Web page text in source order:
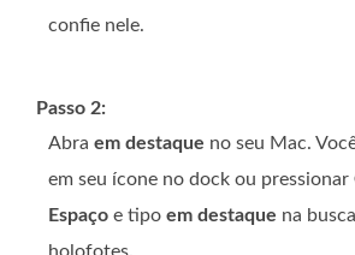
confie nele.
Passo 2:
Abra em destaque no seu Mac.
em seu ícone no dock ou pressionar
Espaço e tipo em destaque na
holofotes.